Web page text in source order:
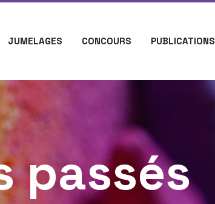
JUMELAGES CONCOURS PUBLICATIONS
passés